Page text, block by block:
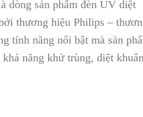
dòng sản phẩm đèn UV diệt
thương hiệu Philips –
tính năng nổi bật mà sản
năng khử trùng, diệt